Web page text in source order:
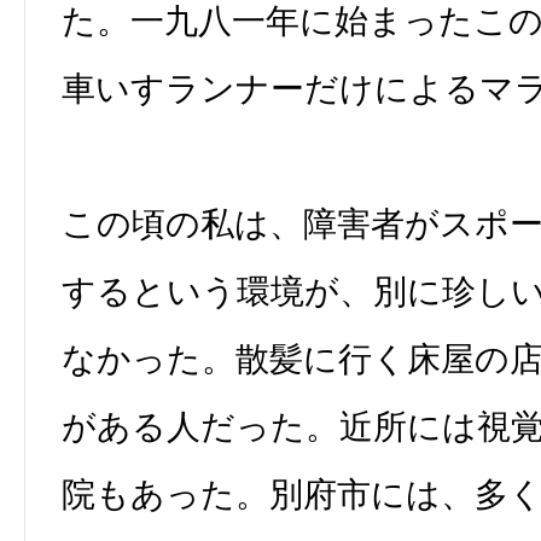
た。一九八一年に始まったこ
車いすランナーだけによるマ
この頃の私は、障害者がスポ
するという環境が、別に珍し
なかった。散髪に行く床屋の
がある人だった。近所には視
院もあった。別府市には、多